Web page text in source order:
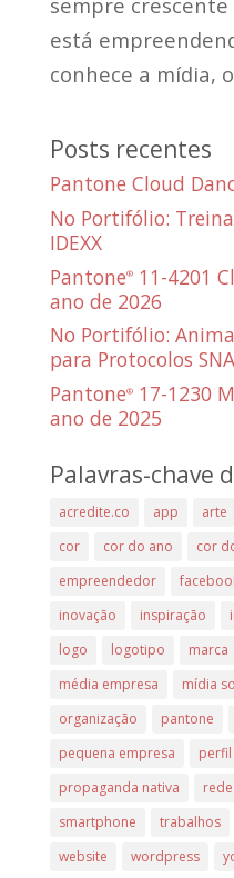
está
conhece a mídia,
Posts recentes
Pantone Cloud
No Portifólio:
IDEXX
Pantone®11-4201
ano de 2026
No Portifólio:
para Protocolos
Pantone®17-1230
ano de 2025
Palavras-chave
acredite.co app arte
cor
cor do ano cor
empreendedor
inovação
inspiração
logo
logotipo marca
média empresa
mídia
organização
pantone
pequena empresa
perfil
propaganda nativa
smartphone
trabalhos
website
wordpress